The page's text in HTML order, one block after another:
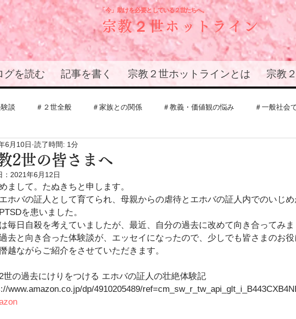
宗教２世ホットライン
「今」助けを必要と している２世たちへ。
グを読む 記事を書く 宗教２世ホットラインとは 宗教
験談 ＃２世全般 ＃家族との関係 ＃教義・価値観の悩み ＃一般社会
悩み ＃統一教会
＃信者仲間との関係
2世の皆さまへ
6月10日 読了時間: 1分
2021年6月12日
まして。たぬきちと申します。
ホバの証人として育てられ、母親からの虐待とエホバの証人内でのいじ
を患いました。
毎日自殺を考えていましたが、最近、自分の過去に改めて向き合ってみま
去と向き合った体験談が、エッセイになったので、少しでも皆さまのお
越ながらご紹介をさせていただきます。
世の過去にけりをつける エホバの証人の壮絶体験記
www.amazon.co.jp/dp/4910205489/